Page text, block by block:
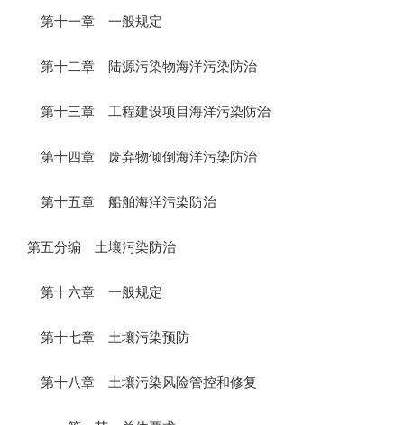
第十一章 一般规定
第十二章 陆源污染物海洋污染防治
第十三章 工程建设项目海洋污染防治
第十四章 废弃物倾倒海洋污染防治
第十五章 船舶海洋污染防治
第五分编 土壤污染防治
第十六章 一般规定
第十七章 土壤污染预防
第十八章 土壤污染风险管控和修复